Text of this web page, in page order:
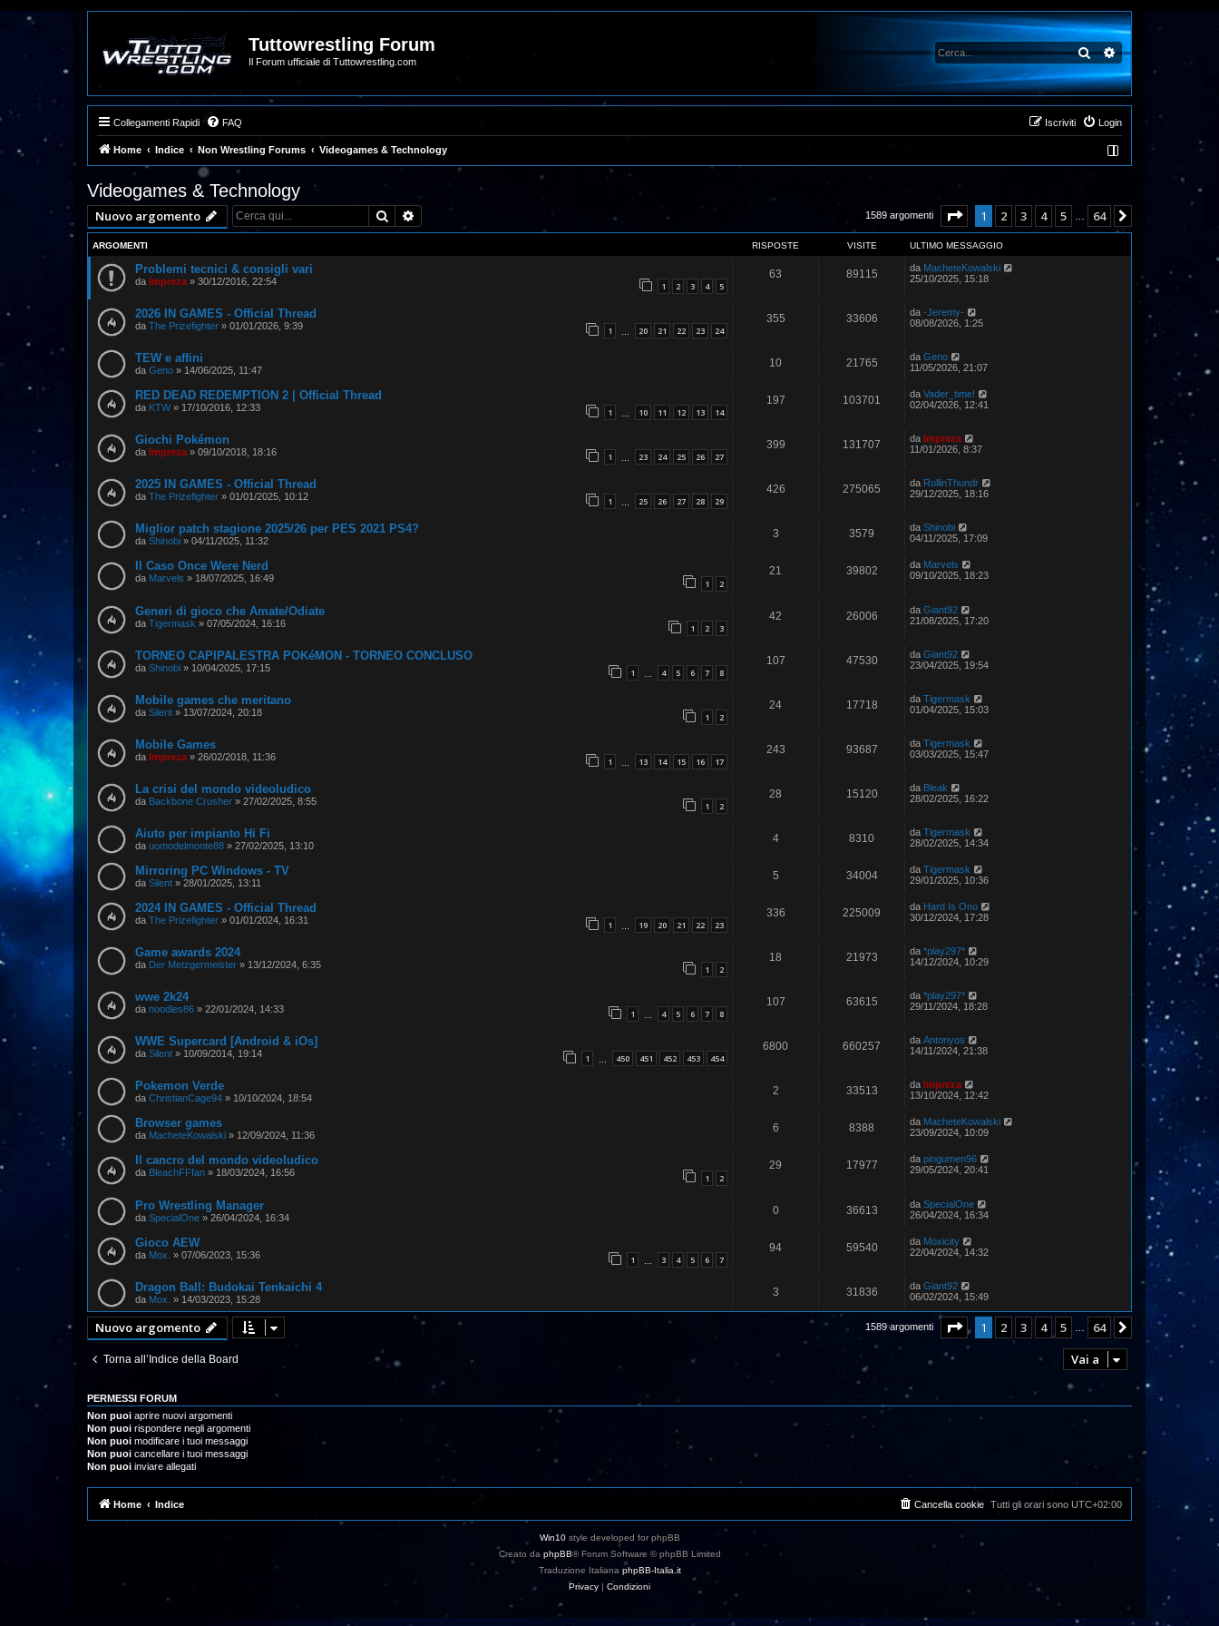
Tuttowrestling Forum
Il Forum ufficiale di Tuttowrestling.com
CercaRicerca avanzata
Collegamenti Rapidi FAQ Login
Iscriviti
Home Indice Non Wrestling Forums Videogames & Technology
Videogames & Technology
Nuovo argomento Cerca 1589 argomenti Pagina di 64
1 2 3 4 5 64
ARGOMENTI RISPOSTE VISITE ULTIMO MESSAGGIO
Problemi tecnici & consigli vari
da Impreza » 30/12/2016, 22:54 1 2 3 4 5
63 89115 da MacheteKowalski
25/10/2025, 15:18
2026 IN GAMES - Official Thread
da The Prizefighter » 01/01/2026, 9:39 1 … 20 21 22 23 24
355 33606 da -Jeremy-
08/08/2026, 1:25
TEW e affini
da Geno » 14/06/2025, 11:47
10 21765 da Geno
11/05/2026, 21:07
RED DEAD REDEMPTION 2 | Official Thread
da KTW» 17/10/2016, 12:33 1 … 10 11 12 13 14
197 103701 da Vader_time!
02/04/2026, 12:41
Giochi Pokémon
da Impreza » 09/10/2018, 18:16 1 … 23 24 25 26 27
399 131707 da Impreza
11/01/2026, 8:37
2025 IN GAMES - Official Thread
da The Prizefighter » 01/01/2025, 10:12 1 … 25 26 27 28 29
426 275065 da RollinThundr
29/12/2025, 18:16
Miglior patch stagione 2025/26 per PES 2021 PS4?
da Shinobi » 04/11/2025, 11:32
3 3579 da Shinobi
04/11/2025, 17:09
Il Caso Once Were Nerd
da Marvels » 18/07/2025, 16:49 1 2
21 39802 da Marvels
09/10/2025, 18:23
Generi di gioco che Amate/Odiate
da Tigermask » 07/05/2024, 16:16 1 2 3
42 26006 da Giant92
21/08/2025, 17:20
TORNEO CAPIPALESTRA POKéMON - TORNEO CONCLUSO
da Shinobi » 10/04/2025, 17:15 1 4 5 6 7 8
107 47530 da Giant92
23/04/2025, 19:54
Mobile games che meritano
da Silent » 13/07/2024, 20:18 1 2
24 17718 da Tigermask
01/04/2025, 15:03
Mobile Games
da Impreza » 26/02/2018, 11:36 1 13 14 15 16 17
243 93687 da Tigermask
03/03/2025, 15:47
La crisi del mondo videoludico
da Backbone Crusher » 27/02/2025, 8:55 1 2
28 15120 da Bleak
28/02/2025, 16:22
Aiuto per impianto Hi Fi
da uomodelmonte88 » 27/02/2025, 13:10
4 8310 da Tigermask
28/02/2025, 14:34
Mirroring PC Windows - TV
da Silent » 28/01/2025, 13:11
5 34004 da Tigermask
29/01/2025, 10:36
2024 IN GAMES - Official Thread
da The Prizefighter » 01/01/2024, 16:31 1 … 19 20 21 22 23
336 225009 da Hard Is Ono
30/12/2024, 17:28
Game awards 2024
da Der Metzgermeister » 13/12/2024, 6:35 1 2
18 21973 da *play297*
14/12/2024, 10:29
wwe 2k24
da noodles86 » 22/01/2024, 14:33 1 … 4 5 6 7 8
107 63615 da *play297*
29/11/2024, 18:28
WWE Supercard [Android & iOs]
da Silent » 10/09/2014, 19:14 1 … 450 451 452 453 454
6800 660257 da Antonyos
14/11/2024, 21:38
Pokemon Verde
da ChristianCage94 » 10/10/2024, 18:54
2 33513 da Impreza
13/10/2024, 12:42
Browser games
da MacheteKowalski » 12/09/2024, 11:36
6 8388 da MacheteKowalski
23/09/2024, 10:09
Il cancro del mondo videoludico
da BleachFFfan » 18/03/2024, 16:56 1 2
29 17977 da pingumen96
29/05/2024, 20:41
Pro Wrestling Manager
da SpecialOne » 26/04/2024, 16:34
0 36613 da SpecialOne
26/04/2024, 16:34
Gioco AEW
da Mox. » 07/06/2023, 15:36 1 3 4 5 6 7
94 59540 da Moxicity
22/04/2024, 14:32
Dragon Ball: Budokai Tenkaichi 4
da Mox. » 14/03/2023, 15:28
3 31836 da Giant92
06/02/2024, 15:49
Nuovo argomento 1589 argomenti Pagina di 64
1 2 3 4 5 64 Prossimo
Torna all’Indice della Board Vai a
PERMESSI FORUM
Non puoi aprire nuovi argomenti
Non puoi rispondere negli argomenti
Non puoi modificare i tuoi messaggi
Non puoi cancellare i tuoi messaggi
Non puoi inviare allegati
Home Indice Tutti gli orari sono UTC+02:00
Cancella cookie
Win10style developed for phpBB
Creato da phpBB® Forum Software © phpBB Limited
Traduzione Italiana phpBB-Italia.it
Privacy | Condizioni